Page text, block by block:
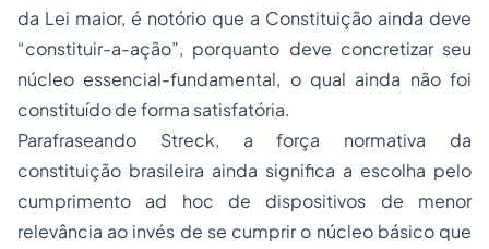
da Lei maior, é notório que a Constituição ainda deve
“constituir-a-ação”, porquanto deve concretizar seu
núcleo essencial-fundamental, o qual ainda não foi
constituído de forma satisfatória.
Parafraseando Streck, a força normativa da
constituição brasileira ainda significa a escolha pelo
cumprimento ad hoc de dispositivos de menor
relevância ao invés de se cumprir o núcleo básico que